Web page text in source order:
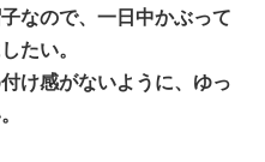
なので、一日中かぶって
たい。
け感がないように、ゆっ